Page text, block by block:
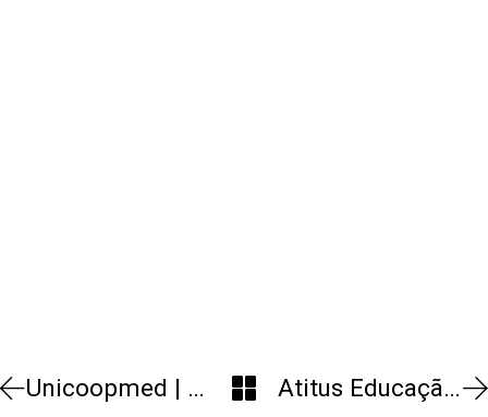
Atitus Educação | Campus Porto Alegre
Unicoopmed | Sede